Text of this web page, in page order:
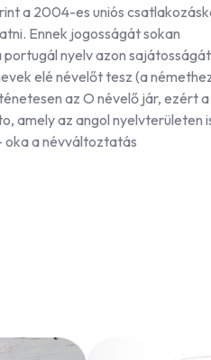
a 2004-es uniós
Ennek jogosságát sokan
nyelv azon
elé névelőt tesz (a
az O névelő jár, ezért a
amely az angol nyelvterületen
oka a névváltoztatás